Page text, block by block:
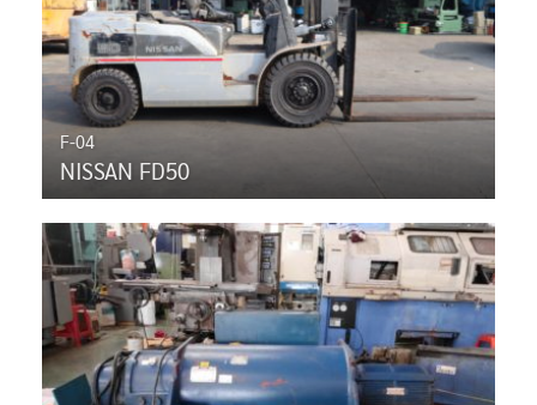
F-04
NISSAN FD50